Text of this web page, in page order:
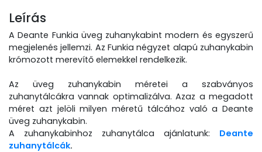
Leírás
A Deante Funkia üveg zuhanykabint modern és egyszerű
megjelenés jellemzi. Az Funkia négyzet alapú zuhanykabin
krómozott merevítő elemekkel rendelkezik.
Az üveg zuhanykabin méretei a szabványos
zuhanytálcákra vannak optimalizálva. Azaz a megadott
méret azt jelöli milyen méretű tálcához való a Deante
üveg zuhanykabin.
A zuhanykabinhoz zuhanytálca ajánlatunk: Deante
zuhanytálcák.